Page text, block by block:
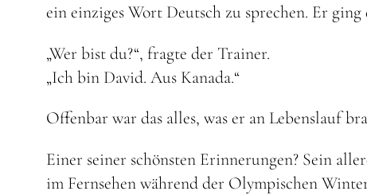
ein einziges Wort Deutsch zu sprechen. Er
„Wer bist du?“, fragte der Trainer.
„Ich bin David. Aus Kanada.“
Offenbar war das alles, was er an Lebenslauf
Einer seiner schönsten Erinnerungen? Sein
im Fernsehen während der Olympischen